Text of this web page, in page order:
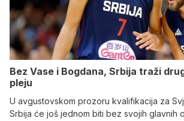
Bez Vase i Bogdana, Srbija traži
pleju
U avgustovskom prozoru kvalifikacija za
Srbija će još jednom biti bez svojih glavnih